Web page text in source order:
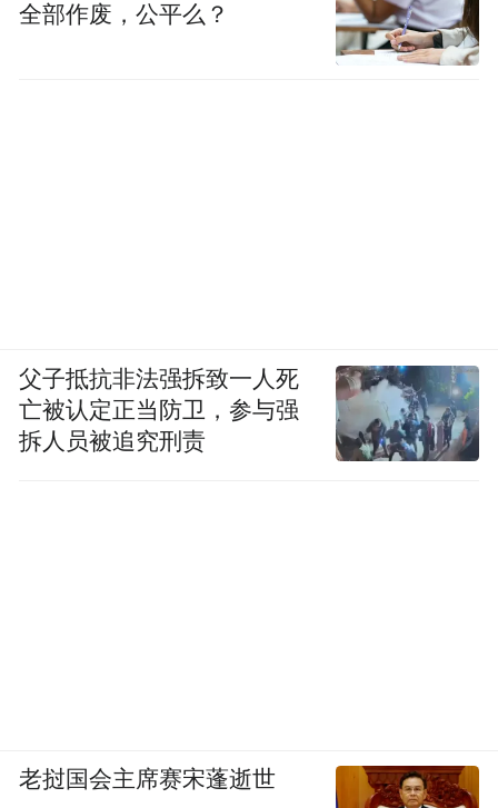
全部作废，公平么？
父子抵抗非法强拆致一人死
亡被认定正当防卫，参与强
拆人员被追究刑责
老挝国会主席赛宋蓬逝世